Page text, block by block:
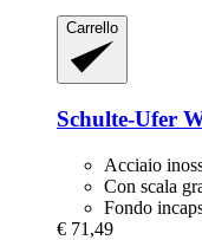
Carrello
Schulte-Ufer
Acciaio
Con scala
Fondo
€ 71,49